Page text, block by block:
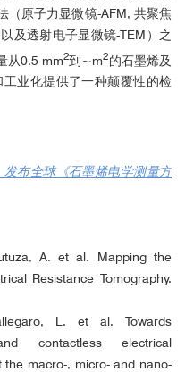
（原子力显微镜-AFM, 共聚焦
及透射电子显微镜-TEM）之
从0.5 mm2到~m2的石墨烯及
业化提供了一种颠覆性的检
布全球《石墨烯电学测量方
A. et al. Mapping the
Resistance Tomography.
L. et al. Towards
contactless electrical
macro-, micro- and nano-